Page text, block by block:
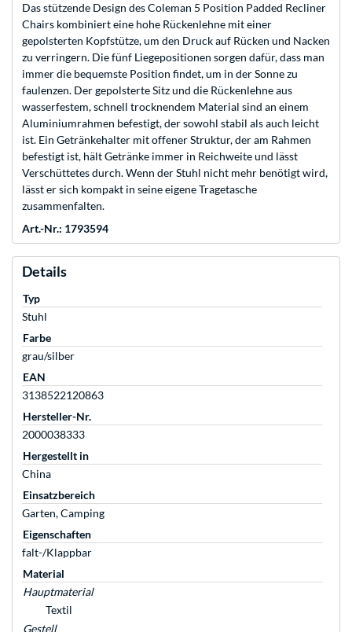
Das stützende Design des Coleman 5 Position Padded Recliner
Chairs kombiniert eine hohe Rückenlehne mit einer
gepolsterten Kopfstütze, um den Druck auf Rücken und Nacken
zu verringern. Die fünf Liegepositionen sorgen dafür, dass man
immer die bequemste Position findet, um in der Sonne zu
faulenzen. Der gepolsterte Sitz und die Rückenlehne aus
wasserfestem, schnell trocknendem Material sind an einem
Aluminiumrahmen befestigt, der sowohl stabil als auch leicht
ist. Ein Getränkehalter mit offener Struktur, der am Rahmen
befestigt ist, hält Getränke immer in Reichweite und lässt
Verschüttetes durch. Wenn der Stuhl nicht mehr benötigt wird,
lässt er sich kompakt in seine eigene Tragetasche
zusammenfalten.
Art.-Nr.: 1793594
Details
Typ
Stuhl
Farbe
grau/silber
EAN
3138522120863
Hersteller-Nr.
2000038333
Hergestellt in
China
Einsatzbereich
Garten, Camping
Eigenschaften
falt-/Klappbar
Material
Hauptmaterial
Textil
Gestell